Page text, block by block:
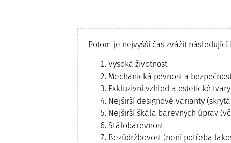
Potom je nejvyšší čas zvážit následující
Vysoká životnost
Mechanická pevnost a
Exkluzivní vzhled a estetické
Nejširší designové varianty
Nejširší škála barevných úprav
Stálobarevnost
Bezúdržbovost (není potřeba